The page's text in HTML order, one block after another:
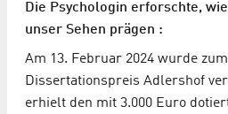
Die Psychologin erforschte,
unser Sehen prägen :
Am 13. Februar 2024 wurde
Dissertationspreis Adlershof
erhielt den mit 3.000 Euro